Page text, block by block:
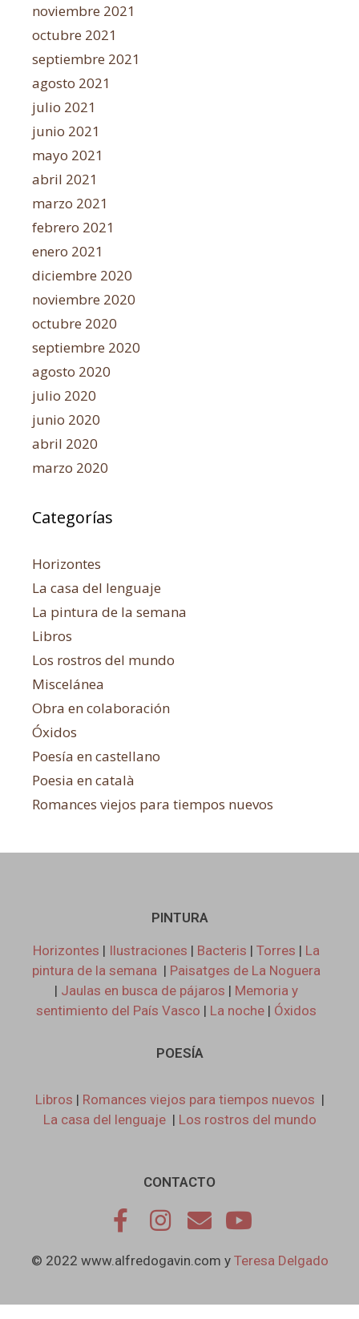
noviembre 2021
octubre 2021
septiembre 2021
agosto 2021
julio 2021
junio 2021
mayo 2021
abril 2021
marzo 2021
febrero 2021
enero 2021
diciembre 2020
noviembre 2020
octubre 2020
septiembre 2020
agosto 2020
julio 2020
junio 2020
abril 2020
marzo 2020
Categorías
Horizontes
La casa del lenguaje
La pintura de la semana
Libros
Los rostros del mundo
Miscelánea
Obra en colaboración
Óxidos
Poesía en castellano
Poesia en català
Romances viejos para tiempos nuevos
PINTURA
Horizontes | Ilustraciones | Bacteris | Torres | La
pintura de la semana | Paisatges de La Noguera
| Jaulas en busca de pájaros | Memoria y
sentimiento del País Vasco | La noche| Óxidos
POESÍA
Libros | Romances viejos para tiempos nuevos |
La casa del lenguaje| Los rostros del mundo
CONTACTO
© 2022 www.alfredogavin.com y Teresa Delgado